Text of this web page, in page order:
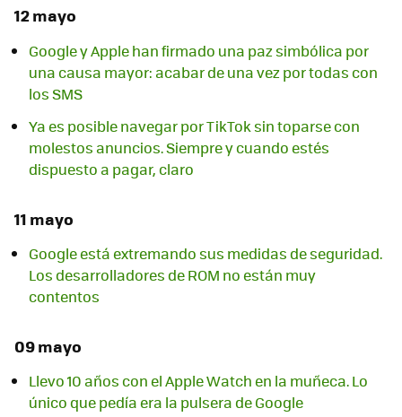
12 mayo
Google y Apple han firmado una paz simbólica por
una causa mayor: acabar de una vez por todas con
los SMS
Ya es posible navegar por TikTok sin toparse con
molestos anuncios. Siempre y cuando estés
dispuesto a pagar, claro
11 mayo
Google está extremando sus medidas de seguridad.
Los desarrolladores de ROM no están muy
contentos
09 mayo
Llevo 10 años con el Apple Watch en la muñeca. Lo
único que pedía era la pulsera de Google